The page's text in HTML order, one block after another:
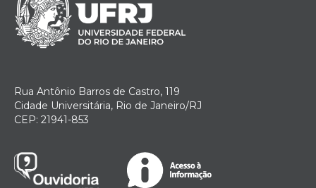
Rua Antônio Barros de Castro, 119
Cidade Universitária, Rio de Janeiro/RJ
CEP: 21941-853